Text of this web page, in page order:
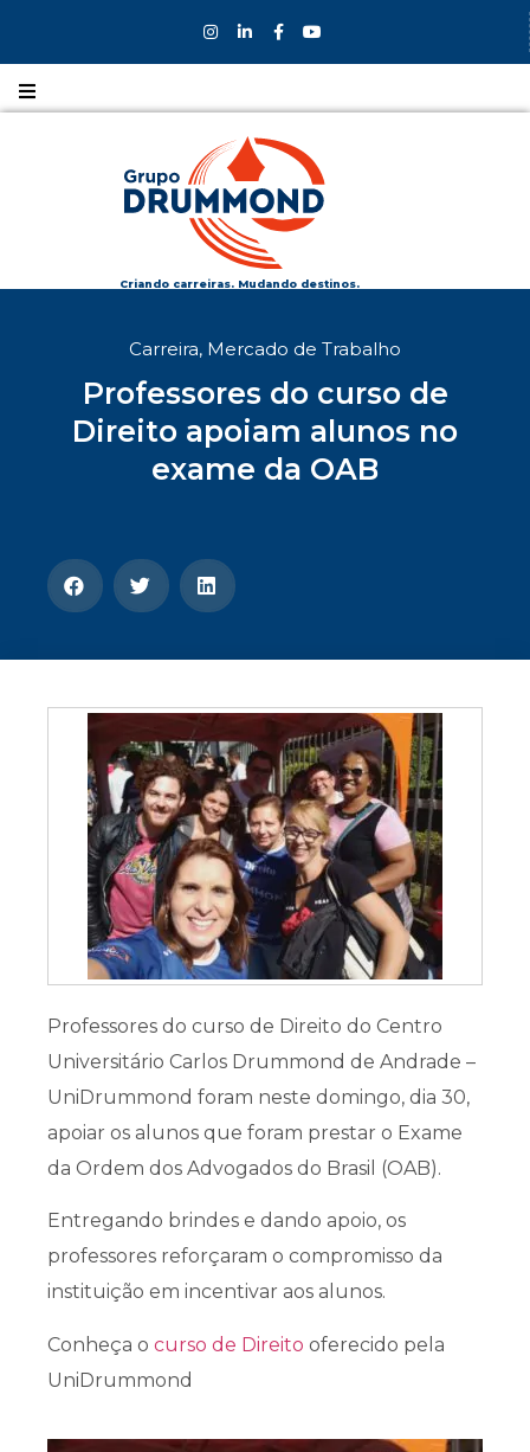
Bolsas e
Seja um
Criando carreiras. Mudando destinos.
Carreira, Mercado de Trabalho
Professores do curso de
Direito apoiam alunos no
exame da OAB
Professores do curso de Direito do Centro
Universitário Carlos Drummond de Andrade –
UniDrummond foram neste domingo, dia 30,
apoiar os alunos que foram prestar o Exame
da Ordem dos Advogados do Brasil (OAB).
Entregando brindes e dando apoio, os
professores reforçaram o compromisso da
instituição em incentivar aos alunos.
Conheça o curso de Direito oferecido pela
UniDrummond